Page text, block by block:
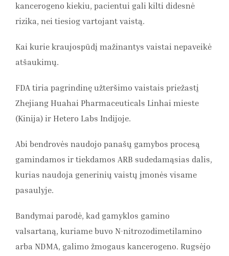
kancerogeno kiekiu, pacientui gali kilti didesnė
rizika, nei tiesiog vartojant vaistą.
Kai kurie kraujospūdį mažinantys vaistai nepaveikė
atšaukimų.
FDA tiria pagrindinę užteršimo vaistais priežastį
Zhejiang Huahai Pharmaceuticals Linhai mieste
(Kinija) ir Hetero Labs Indijoje.
Abi bendrovės naudojo panašų gamybos procesą
gamindamos ir tiekdamos ARB sudedamąsias dalis,
kurias naudoja generinių vaistų įmonės visame
pasaulyje.
Bandymai parodė, kad gamyklos gamino
valsartaną, kuriame buvo N-nitrozodimetilamino
arba NDMA, galimo žmogaus kancerogeno. Rugsėjo